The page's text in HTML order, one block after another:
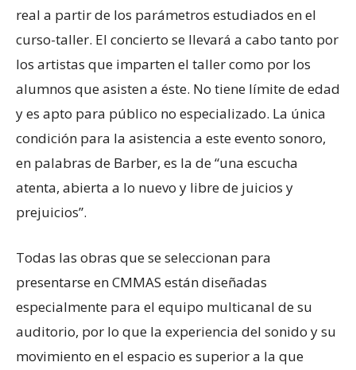
real a partir de los parámetros estudiados en el
curso-taller. El concierto se llevará a cabo tanto por
los artistas que imparten el taller como por los
alumnos que asisten a éste. No tiene límite de edad
y es apto para público no especializado. La única
condición para la asistencia a este evento sonoro,
en palabras de Barber, es la de “una escucha
atenta, abierta a lo nuevo y libre de juicios y
prejuicios”.
Todas las obras que se seleccionan para
presentarse en CMMAS están diseñadas
especialmente para el equipo multicanal de su
auditorio, por lo que la experiencia del sonido y su
movimiento en el espacio es superior a la que